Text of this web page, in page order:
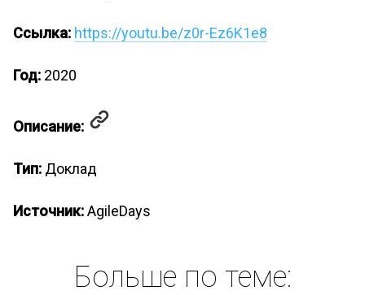
Ссылка: https://youtu.be/z0r-Ez6K1e8
Год: 2020
Описание:
Тип: Доклад
Источник:AgileDays
Больше по теме: